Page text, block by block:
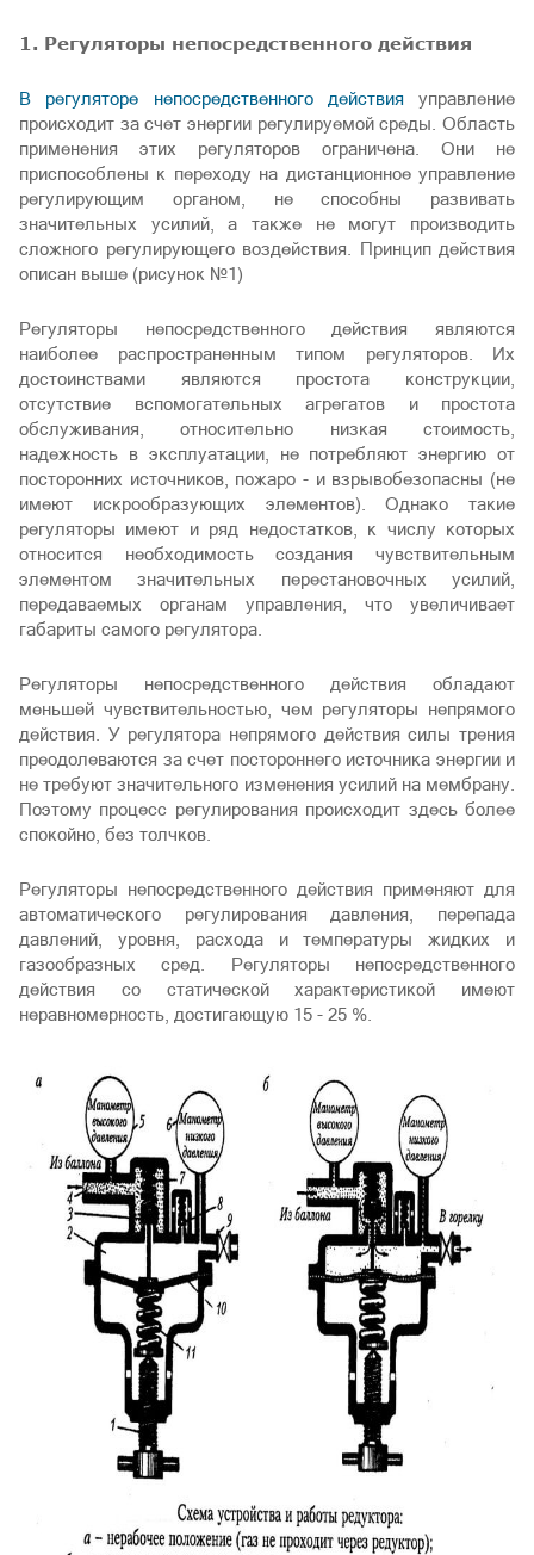
1. Регуляторы непосредственного действия
В регуляторе непосредственного действия управление
происходит за счет энергии регулируемой среды. Область
применения этих регуляторов ограничена. Они не
приспособлены к переходу на дистанционное управление
регулирующим органом, не способны развивать
значительных усилий, а также не могут производить
сложного регулирующего воздействия. Принцип действия
описан выше (рисунок №1)
Регуляторы непосредственного действия являются
наиболее распространенным типом регуляторов. Их
достоинствами являются простота конструкции,
отсутствие вспомогательных агрегатов и простота
обслуживания, относительно низкая стоимость,
надежность в эксплуатации, не потребляют энергию от
посторонних источников, пожаро - и взрывобезопасны (не
имеют искрообразующих элементов). Однако такие
регуляторы имеют и ряд недостатков, к числу которых
относится необходимость создания чувствительным
элементом значительных перестановочных усилий,
передаваемых органам управления, что увеличивает
габариты самого регулятора.
Регуляторы непосредственного действия обладают
меньшей чувствительностью, чем регуляторы непрямого
действия. У регулятора непрямого действия силы трения
преодолеваются за счет постороннего источника энергии и
не требуют значительного изменения усилий на мембрану.
Поэтому процесс регулирования происходит здесь более
спокойно, без толчков.
Регуляторы непосредственного действия применяют для
автоматического регулирования давления, перепада
давлений, уровня, расхода и температуры жидких и
газообразных сред. Регуляторы непосредственного
действия со статической характеристикой имеют
неравномерность, достигающую 15 - 25 %.